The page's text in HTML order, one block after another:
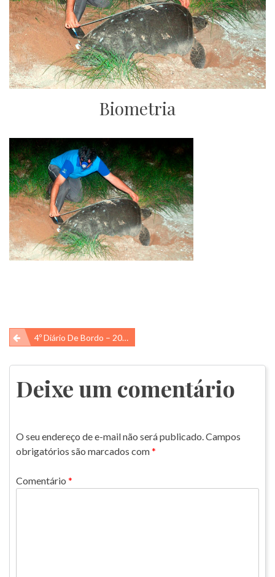
Biometria
Navegação
de
Post
4º Diário De Bordo – 2016
Deixe um comentário
O seu endereço de e-mail não será publicado. Campos
obrigatórios são marcados com*
Comentário *